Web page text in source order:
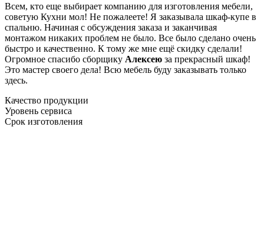
Всем, кто еще выбирает компанию для изготовления мебели,
советую Кухни мол! Не пожалеете! Я заказывала шкаф-купе в
спальню. Начиная с обсуждения заказа и заканчивая
монтажом никаких проблем не было. Все было сделано очень
быстро и качественно. К тому же мне ещё скидку сделали!
Огромное спасибо сборщику Алексею за прекрасный шкаф!
Это мастер своего дела! Всю мебель буду заказывать только
здесь.
Качество продукции
Уровень сервиса
Срок изготовления